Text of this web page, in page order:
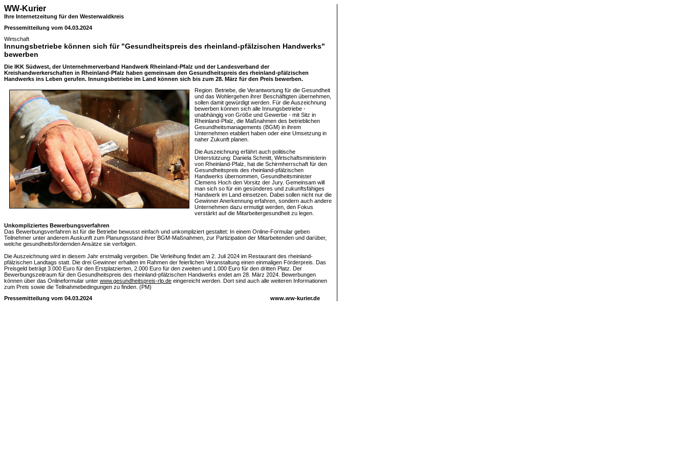
WW-Kurier
Ihre Internetzeitung für den Westerwaldkreis
Pressemitteilung vom 04.03.2024
Wirtschaft
Innungsbetriebe können sich für "Gesundheitspreis des rheinland-pfälzischen Handwerks"
bewerben
Die IKK Südwest, der Unternehmerverband Handwerk Rheinland-Pfalz und der Landesverband der
Kreishandwerkerschaften in Rheinland-Pfalz haben gemeinsam den Gesundheitspreis des rheinland-pfälzischen
Handwerks ins Leben gerufen. Innungsbetriebe im Land können sich bis zum 28. März für den Preis bewerben.
Region. Betriebe, die Verantwortung für die Gesundheit
und das Wohlergehen ihrer Beschäftigten übernehmen,
sollen damit gewürdigt werden. Für die Auszeichnung
bewerben können sich alle Innungsbetriebe -
unabhängig von Größe und Gewerbe - mit Sitz in
Rheinland-Pfalz, die Maßnahmen des betrieblichen
Gesundheitsmanagements (BGM) in ihrem
Unternehmen etabliert haben oder eine Umsetzung in
naher Zukunft planen.
Die Auszeichnung erfährt auch politische
Unterstützung: Daniela Schmitt, Wirtschaftsministerin
von Rheinland-Pfalz, hat die Schirmherrschaft für den
Gesundheitspreis des rheinland-pfälzischen
Handwerks übernommen, Gesundheitsminister
Clemens Hoch den Vorsitz der Jury. Gemeinsam will
man sich so für ein gesünderes und zukunftsfähiges
Handwerk im Land einsetzen. Dabei sollen nicht nur die
Gewinner Anerkennung erfahren, sondern auch andere
Unternehmen dazu ermutigt werden, den Fokus
verstärkt auf die Mitarbeitergesundheit zu legen.
Unkompliziertes Bewerbungsverfahren
Das Bewerbungsverfahren ist für die Betriebe bewusst einfach und unkompliziert gestaltet: In einem Online-Formular geben
Teilnehmer unter anderem Auskunft zum Planungsstand ihrer BGM-Maßnahmen, zur Partizipation der Mitarbeitenden und darüber,
welche gesundheitsfördernden Ansätze sie verfolgen.
Die Auszeichnung wird in diesem Jahr erstmalig vergeben. Die Verleihung findet am 2. Juli 2024 im Restaurant des rheinland-
pfälzischen Landtags statt. Die drei Gewinner erhalten im Rahmen der feierlichen Veranstaltung einen einmaligen Förderpreis. Das
Preisgeld beträgt 3.000 Euro für den Erstplatzierten, 2.000 Euro für den zweiten und 1.000 Euro für den dritten Platz. Der
Bewerbungszeitraum für den Gesundheitspreis des rheinland-pfälzischen Handwerks endet am 28. März 2024. Bewerbungen
können über das Onlineformular unter www.gesundheitspreis-rlp.de eingereicht werden. Dort sind auch alle weiteren Informationen
zum Preis sowie die Teilnahmebedingungen zu finden. (PM)
Pressemitteilung vom 04.03.2024
www.ww-kurier.de